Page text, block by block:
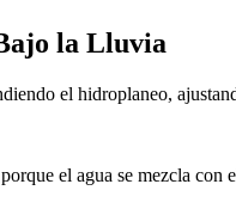
la Lluvia
el hidroplaneo,
el agua se mezcla